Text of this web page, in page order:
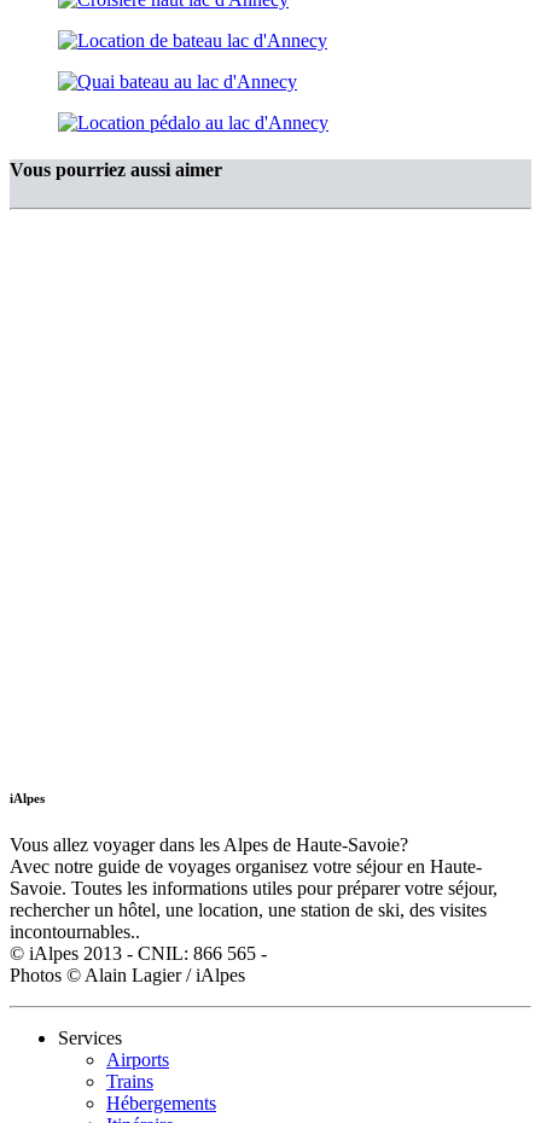
Vous pourriez aussi aimer
iAlpes
Vous allez voyager dans les Alpes de Haute-Savoie?
Avec notre guide de voyages organisez votre séjour en Haute-
Savoie. Toutes les informations utiles pour préparer votre séjour,
rechercher un hôtel, une location, une station de ski, des visites
incontournables..
© iAlpes 2013 - CNIL: 866 565 -
Photos © Alain Lagier / iAlpes
Services
Airports
Trains
Hébergements